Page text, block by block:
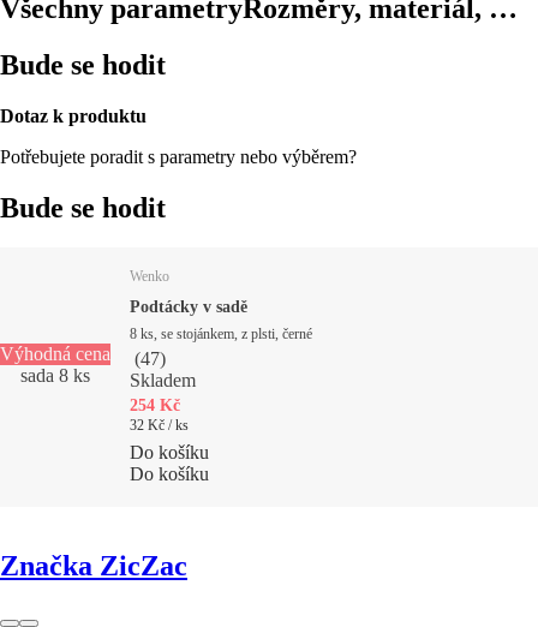
Všechny parametryRozměry, materiál, …
Bude se hodit
Dotaz k produktu
Potřebujete poradit s parametry nebo výběrem?
Bude se hodit
Výhodná cena
sada 8 ks
Wenko
Podtácky v sadě
8 ks, se stojánkem, z plsti, černé
(47)
Skladem
254 Kč
32 Kč / ks
Do košíku
Do košíku
Značka ZicZac